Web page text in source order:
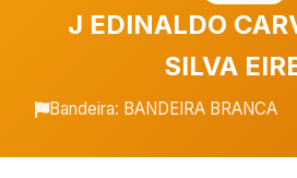
J EDINALDO
SILVA
Bandeira: BANDEIRA BRANCA